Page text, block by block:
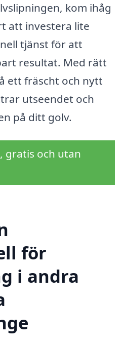
kom ihåg
att investera lite
tjänst för att
resultat. Med rätt
ett fräscht och nytt
utseendet och
på ditt golv.
gratis och utan
för
i andra